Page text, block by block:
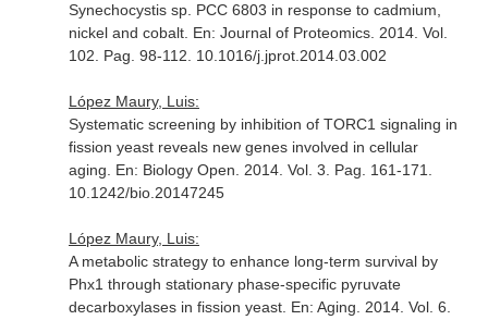
Synechocystis sp. PCC 6803 in response to cadmium,
nickel and cobalt. En: Journal of Proteomics. 2014. Vol.
102. Pag. 98-112. 10.1016/j.jprot.2014.03.002
López Maury, Luis:
Systematic screening by inhibition of TORC1 signaling in
fission yeast reveals new genes involved in cellular
aging. En: Biology Open . 2014. Vol. 3. Pag. 161-171.
10.1242/bio.20147245
López Maury, Luis:
A metabolic strategy to enhance long-term survival by
Phx1 through stationary phase-specific pyruvate
decarboxylases in fission yeast. En: Aging . 2014. Vol. 6.